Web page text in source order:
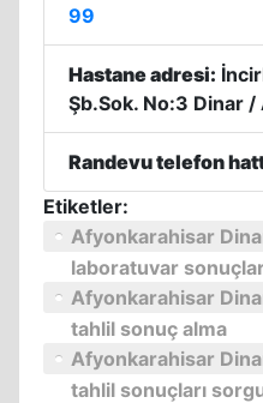
99
Hastane adresi:
Şb.Sok. No:3 Dinar /
Randevu telefon
Etiketler:
Afyonkarahisar
laboratuvar
Afyonkarahisar
tahlil sonuç alma
Afyonkarahisar
tahlil sonuçları